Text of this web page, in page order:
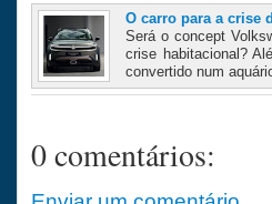
O carro para a crise
Será o concept
crise habitacional?
convertido num
0 comentários: